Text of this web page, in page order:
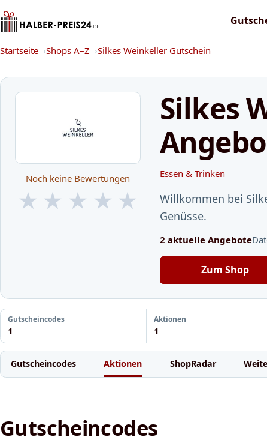
Startseite
Startseite Shops A–Z Silkes Weinkeller Gutschein
Noch keine Bewertungen
★ ★ ★ ★ ★
Silkes
Essen & Trinken
Willkommen bei
Genüsse.
2 aktuelle Angebote
Zum Shop
Gutscheincodes
1
Aktionen
1
Gutscheincodes Aktionen ShopRadar
Gutscheincodes